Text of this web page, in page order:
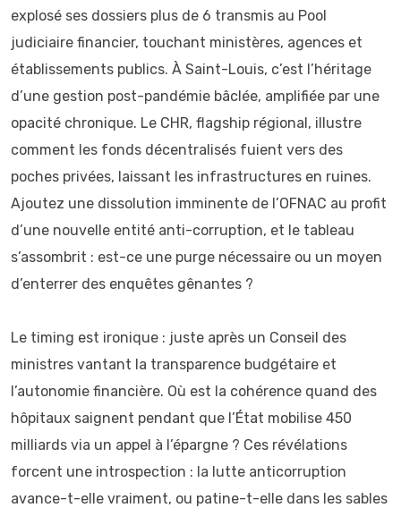
explosé ses dossiers plus de 6 transmis au Pool
judiciaire financier, touchant ministères, agences et
établissements publics. À Saint-Louis, c’est l’héritage
d’une gestion post-pandémie bâclée, amplifiée par une
opacité chronique. Le CHR, flagship régional, illustre
comment les fonds décentralisés fuient vers des
poches privées, laissant les infrastructures en ruines.
Ajoutez une dissolution imminente de l’OFNAC au profit
d’une nouvelle entité anti-corruption, et le tableau
s’assombrit : est-ce une purge nécessaire ou un moyen
d’enterrer des enquêtes gênantes ?
Le timing est ironique : juste après un Conseil des
ministres vantant la transparence budgétaire et
l’autonomie financière. Où est la cohérence quand des
hôpitaux saignent pendant que l’État mobilise 450
milliards via un appel à l’épargne ? Ces révélations
forcent une introspection : la lutte anticorruption
avance-t-elle vraiment, ou patine-t-elle dans les sables